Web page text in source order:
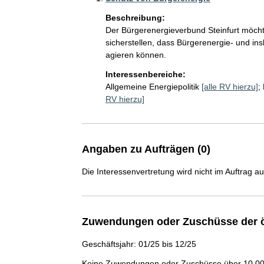
Beschreibung:
Der Bürgerenergieverbund Steinfurt
sicherstellen, dass Bürgerenergie- und
agieren können.
Interessenbereiche:
Allgemeine Energiepolitik [alle RV hierzu];
RV hierzu]
Angaben zu Aufträgen (0)
Die Interessenvertretung wird nicht im Auftrag
Zuwendungen oder Zuschüsse der
Geschäftsjahr: 01/25 bis 12/25